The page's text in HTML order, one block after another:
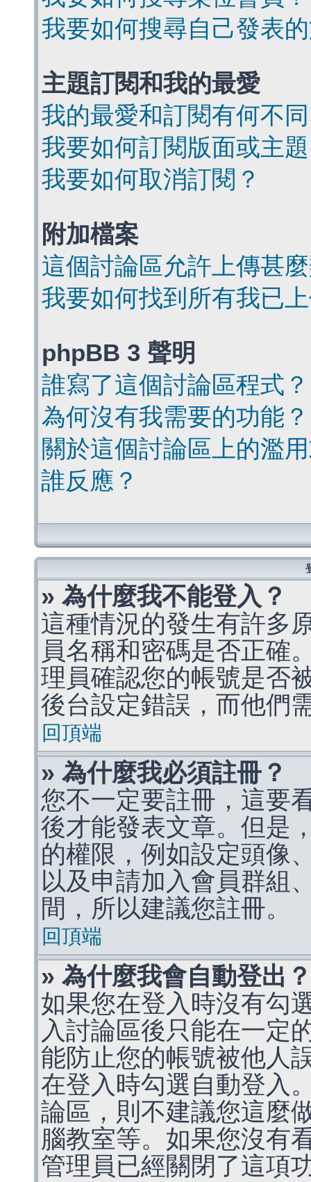
我要如何搜尋自己發表
主題訂閱和我的最愛
我的最愛和訂閱有何不
我要如何訂閱版面或主
我要如何取消訂閱？
附加檔案
這個討論區允許上傳甚
我要如何找到所有我已
phpBB 3 聲明
誰寫了這個討論區程式？
為何沒有我需要的功能？
關於這個討論區上的濫
誰反應？
» 為什麼我不能登入？
這種情況的發生有許多
員名稱和密碼是否正確
理員確認您的帳號是否
後台設定錯誤，而他們
回頂端
» 為什麼我必須註冊？
您不一定要註冊，這要
後才能發表文章。但是
的權限，例如設定頭像
以及申請加入會員群組
間，所以建議您註冊。
回頂端
» 為什麼我會自動登出？
如果您在登入時沒有勾
入討論區後只能在一定
能防止您的帳號被他人
在登入時勾選自動登入
論區，則不建議您這麼
腦教室等。如果您沒有
管理員已經關閉了這項